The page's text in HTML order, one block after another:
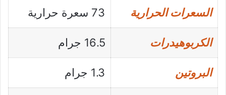
السعرات الحرارية 73 سعرة حرارية
الكربوهيدرات 16.5 جرام
البروتين 1.3 جرام